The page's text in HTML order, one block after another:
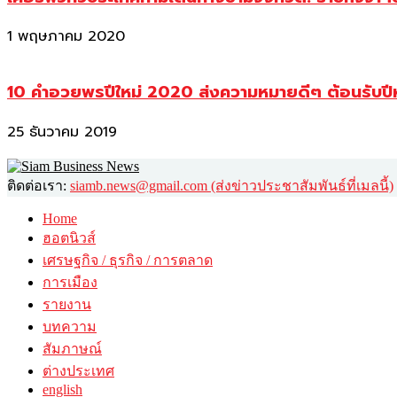
1 พฤษภาคม 2020
10 คำอวยพรปีใหม่ 2020 ส่งความหมายดีๆ ต้อนรับ
25 ธันวาคม 2019
ติดต่อเรา: siamb.news@gmail.com (ส่งข่าวประชาสัมพันธ์ที่เมลนี้)
Home
ฮอตนิวส์
เศรษฐกิจ / ธุรกิจ / การตลาด
การเมือง
รายงาน
บทความ
สัมภาษณ์
ต่างประเทศ
english